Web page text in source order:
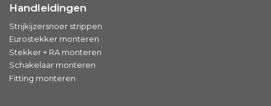
Handleidingen
Strijkijzersnoer strippen
Eurostekker monteren
Stekker + RA monteren
Schakelaar monteren
Fitting monteren